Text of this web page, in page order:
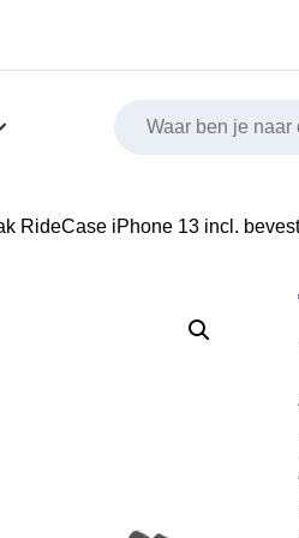
RideCase iPhone 13 incl.